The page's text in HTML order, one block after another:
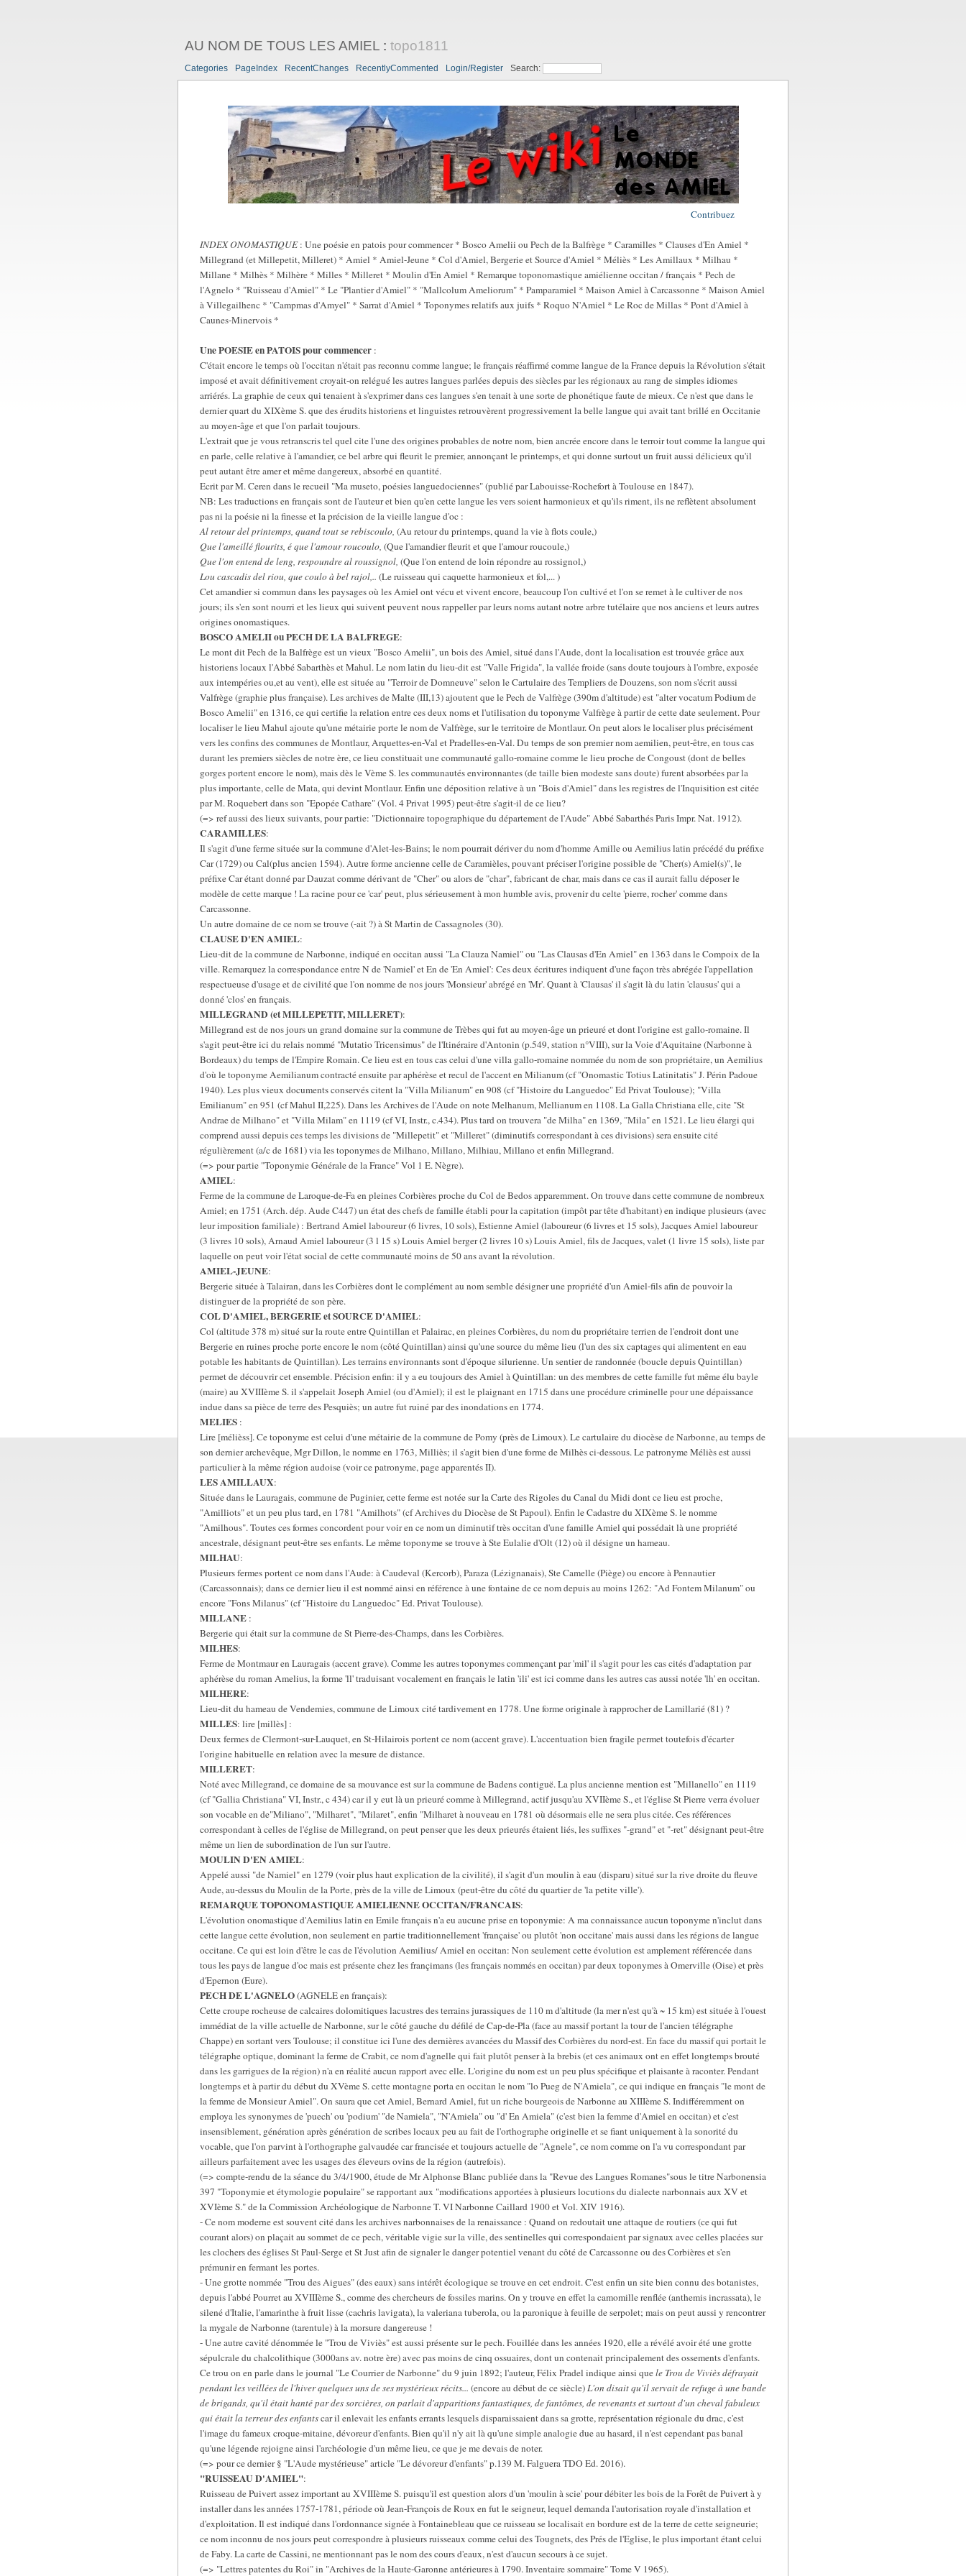
AU NOM DE TOUS LES AMIEL : topo1811
Categories PageIndex RecentChanges RecentlyCommented Login/Register Search:
Contribuez
INDEX ONOMASTIQUE: Une poésie en patois pour commencer * Bosco Amelii ou Pech de la Balfrège * Caramilles * Clauses d'En Amiel *
Millegrand (et Millepetit, Milleret) * Amiel * Amiel-Jeune * Col d'Amiel, Bergerie et Source d'Amiel * Méliès * Les Amillaux * Milhau *
Millane * Milhès * Milhère * Milles * Milleret * Moulin d'En Amiel * Remarque toponomastique amiélienne occitan / français * Pech de
l'Agnelo * "Ruisseau d'Amiel" * Le "Plantier d'Amiel" * "Mallcolum Ameliorum" * Pamparamiel * Maison Amiel à Carcassonne * Maison Amiel
à Villegailhenc * "Campmas d'Amyel" * Sarrat d'Amiel * Toponymes relatifs aux juifs * Roquo N'Amiel * Le Roc de Millas * Pont d'Amiel à
Caunes-Minervois *
Une POESIE en PATOIS pour commencer :
C'était encore le temps où l'occitan n'était pas reconnu comme langue; le français réaffirmé comme langue de la France depuis la Révolution s'était
imposé et avait définitivement croyait-on relégué les autres langues parlées depuis des siècles par les régionaux au rang de simples idiomes
arriérés. La graphie de ceux qui tenaient à s'exprimer dans ces langues s'en tenait à une sorte de phonétique faute de mieux. Ce n'est que dans le
dernier quart du XIXème S. que des érudits historiens et linguistes retrouvèrent progressivement la belle langue qui avait tant brillé en Occitanie
au moyen-âge et que l'on parlait toujours.
L'extrait que je vous retranscris tel quel cite l'une des origines probables de notre nom, bien ancrée encore dans le terroir tout comme la langue qui
en parle, celle relative à l'amandier, ce bel arbre qui fleurit le premier, annonçant le printemps, et qui donne surtout un fruit aussi délicieux qu'il
peut autant être amer et même dangereux, absorbé en quantité.
Ecrit par M. Ceren dans le recueil "Ma museto, poésies languedociennes" (publié par Labouisse-Rochefort à Toulouse en 1847).
NB: Les traductions en français sont de l'auteur et bien qu'en cette langue les vers soient harmonieux et qu'ils riment, ils ne reflètent absolument
pas ni la poésie ni la finesse et la précision de la vieille langue d'oc :
Al retour del printemps, quand tout se rebiscoulo, (Au retour du printemps, quand la vie à flots coule,)
Que l'ameillé flourits, é que l'amour roucoulo, (Que l'amandier fleurit et que l'amour roucoule,)
Que l'on entend de leng, respoundre al roussignol, (Que l'on entend de loin répondre au rossignol,)
Lou cascadis del riou, que coulo à bel rajol,.. (Le ruisseau qui caquette harmonieux et fol,... )
Cet amandier si commun dans les paysages où les Amiel ont vécu et vivent encore, beaucoup l'on cultivé et l'on se remet à le cultiver de nos
jours; ils s'en sont nourri et les lieux qui suivent peuvent nous rappeller par leurs noms autant notre arbre tutélaire que nos anciens et leurs autres
origines onomastiques.
BOSCO AMELII ou PECH DE LA BALFREGE:
Le mont dit Pech de la Balfrège est un vieux "Bosco Amelii", un bois des Amiel, situé dans l'Aude, dont la localisation est trouvée grâce aux
historiens locaux l'Abbé Sabarthès et Mahul. Le nom latin du lieu-dit est "Valle Frigida", la vallée froide (sans doute toujours à l'ombre, exposée
aux intempéries ou,et au vent), elle est située au "Terroir de Domneuve" selon le Cartulaire des Templiers de Douzens, son nom s'écrit aussi
Valfrège (graphie plus française). Les archives de Malte (III,13) ajoutent que le Pech de Valfrège (390m d'altitude) est "alter vocatum Podium de
Bosco Amelii" en 1316, ce qui certifie la relation entre ces deux noms et l'utilisation du toponyme Valfrège à partir de cette date seulement. Pour
localiser le lieu Mahul ajoute qu'une métairie porte le nom de Valfrège, sur le territoire de Montlaur. On peut alors le localiser plus précisément
vers les confins des communes de Montlaur, Arquettes-en-Val et Pradelles-en-Val. Du temps de son premier nom aemilien, peut-être, en tous cas
durant les premiers siècles de notre ère, ce lieu constituait une communauté gallo-romaine comme le lieu proche de Congoust (dont de belles
gorges portent encore le nom), mais dès le Vème S. les communautés environnantes (de taille bien modeste sans doute) furent absorbées par la
plus importante, celle de Mata, qui devint Montlaur. Enfin une déposition relative à un "Bois d'Amiel" dans les registres de l'Inquisition est citée
par M. Roquebert dans son "Epopée Cathare" (Vol. 4 Privat 1995) peut-être s'agit-il de ce lieu?
(=> ref aussi des lieux suivants, pour partie: "Dictionnaire topographique du département de l'Aude" Abbé Sabarthés Paris Impr. Nat. 1912).
CARAMILLES:
Il s'agit d'une ferme située sur la commune d'Alet-les-Bains; le nom pourrait dériver du nom d'homme Amille ou Aemilius latin précédé du préfixe
Car (1729) ou Cal(plus ancien 1594). Autre forme ancienne celle de Caramièles, pouvant préciser l'origine possible de "Cher(s) Amiel(s)", le
préfixe Car étant donné par Dauzat comme dérivant de "Cher" ou alors de "char", fabricant de char, mais dans ce cas il aurait fallu déposer le
modèle de cette marque ! La racine pour ce 'car' peut, plus sérieusement à mon humble avis, provenir du celte 'pierre, rocher' comme dans
Carcassonne.
Un autre domaine de ce nom se trouve (-ait ?) à St Martin de Cassagnoles (30).
CLAUSE D'EN AMIEL:
Lieu-dit de la commune de Narbonne, indiqué en occitan aussi "La Clauza Namiel" ou "Las Clausas d'En Amiel" en 1363 dans le Compoix de la
ville. Remarquez la correspondance entre N de 'Namiel' et En de 'En Amiel': Ces deux écritures indiquent d'une façon très abrégée l'appellation
respectueuse d'usage et de civilité que l'on nomme de nos jours 'Monsieur' abrégé en 'Mr'. Quant à 'Clausas' il s'agit là du latin 'clausus' qui a
donné 'clos' en français.
MILLEGRAND (et MILLEPETIT, MILLERET):
Millegrand est de nos jours un grand domaine sur la commune de Trèbes qui fut au moyen-âge un prieuré et dont l'origine est gallo-romaine. Il
s'agit peut-être ici du relais nommé "Mutatio Tricensimus" de l'Itinéraire d'Antonin (p.549, station n°VIII), sur la Voie d'Aquitaine (Narbonne à
Bordeaux) du temps de l'Empire Romain. Ce lieu est en tous cas celui d'une villa gallo-romaine nommée du nom de son propriétaire, un Aemilius
d'où le toponyme Aemilianum contracté ensuite par aphérèse et recul de l'accent en Milianum (cf "Onomastic Totius Latinitatis" J. Périn Padoue
1940). Les plus vieux documents conservés citent la "Villa Milianum" en 908 (cf "Histoire du Languedoc" Ed Privat Toulouse); "Villa
Emilianum" en 951 (cf Mahul II,225). Dans les Archives de l'Aude on note Melhanum, Mellianum en 1108. La Galla Christiana elle, cite "St
Andrae de Milhano" et "Villa Milam" en 1119 (cf VI, Instr., c.434). Plus tard on trouvera "de Milha" en 1369, "Mila" en 1521. Le lieu élargi qui
comprend aussi depuis ces temps les divisions de "Millepetit" et "Milleret" (diminutifs correspondant à ces divisions) sera ensuite cité
régulièrement (a/c de 1681) via les toponymes de Milhano, Millano, Milhiau, Millano et enfin Millegrand.
(=> pour partie "Toponymie Générale de la France" Vol 1 E. Nègre).
AMIEL:
Ferme de la commune de Laroque-de-Fa en pleines Corbières proche du Col de Bedos apparemment. On trouve dans cette commune de nombreux
Amiel; en 1751 (Arch. dép. Aude C447) un état des chefs de famille établi pour la capitation (impôt par tête d'habitant) en indique plusieurs (avec
leur imposition familiale) : Bertrand Amiel laboureur (6 livres, 10 sols), Estienne Amiel (laboureur (6 livres et 15 sols), Jacques Amiel laboureur
(3 livres 10 sols), Arnaud Amiel laboureur (3 l 15 s) Louis Amiel berger (2 livres 10 s) Louis Amiel, fils de Jacques, valet (1 livre 15 sols), liste par
laquelle on peut voir l'état social de cette communauté moins de 50 ans avant la révolution.
AMIEL-JEUNE:
Bergerie située à Talairan, dans les Corbières dont le complément au nom semble désigner une propriété d'un Amiel-fils afin de pouvoir la
distinguer de la propriété de son père.
COL D'AMIEL, BERGERIE et SOURCE D'AMIEL:
Col (altitude 378 m) situé sur la route entre Quintillan et Palairac, en pleines Corbières, du nom du propriétaire terrien de l'endroit dont une
Bergerie en ruines proche porte encore le nom (côté Quintillan) ainsi qu'une source du même lieu (l'un des six captages qui alimentent en eau
potable les habitants de Quintillan). Les terrains environnants sont d'époque silurienne. Un sentier de randonnée (boucle depuis Quintillan)
permet de découvrir cet ensemble. Précision enfin: il y a eu toujours des Amiel à Quintillan: un des membres de cette famille fut même élu bayle
(maire) au XVIIIème S. il s'appelait Joseph Amiel (ou d'Amiel); il est le plaignant en 1715 dans une procédure criminelle pour une dépaissance
indue dans sa pièce de terre des Pesquiès; un autre fut ruiné par des inondations en 1774.
MELIES :
Lire [mélièss]. Ce toponyme est celui d'une métairie de la commune de Pomy (près de Limoux). Le cartulaire du diocèse de Narbonne, au temps de
son dernier archevêque, Mgr Dillon, le nomme en 1763, Milliès; il s'agit bien d'une forme de Milhès ci-dessous. Le patronyme Méliès est aussi
particulier à la même région audoise (voir ce patronyme, page apparentés II).
LES AMILLAUX:
Située dans le Lauragais, commune de Puginier, cette ferme est notée sur la Carte des Rigoles du Canal du Midi dont ce lieu est proche,
"Amilliots" et un peu plus tard, en 1781 "Amilhots" (cf Archives du Diocèse de St Papoul). Enfin le Cadastre du XIXème S. le nomme
"Amilhous". Toutes ces formes concordent pour voir en ce nom un diminutif très occitan d'une famille Amiel qui possédait là une propriété
ancestrale, désignant peut-être ses enfants. Le même toponyme se trouve à Ste Eulalie d'Olt (12) où il désigne un hameau.
MILHAU:
Plusieurs fermes portent ce nom dans l'Aude: à Caudeval (Kercorb), Paraza (Lézignanais), Ste Camelle (Piège) ou encore à Pennautier
(Carcassonnais); dans ce dernier lieu il est nommé ainsi en référence à une fontaine de ce nom depuis au moins 1262: "Ad Fontem Milanum" ou
encore "Fons Milanus" (cf "Histoire du Languedoc" Ed. Privat Toulouse).
MILLANE :
Bergerie qui était sur la commune de St Pierre-des-Champs, dans les Corbières.
MILHES:
Ferme de Montmaur en Lauragais (accent grave). Comme les autres toponymes commençant par 'mil' il s'agit pour les cas cités d'adaptation par
aphérèse du roman Amelius, la forme 'll' traduisant vocalement en français le latin 'ili' est ici comme dans les autres cas aussi notée 'lh' en occitan.
MILHERE:
Lieu-dit du hameau de Vendemies, commune de Limoux cité tardivement en 1778. Une forme originale à rapprocher de Lamillarié (81) ?
MILLES: lire [millès] :
Deux fermes de Clermont-sur-Lauquet, en St-Hilairois portent ce nom (accent grave). L'accentuation bien fragile permet toutefois d'écarter
l'origine habituelle en relation avec la mesure de distance.
MILLERET:
Noté avec Millegrand, ce domaine de sa mouvance est sur la commune de Badens contiguë. La plus ancienne mention est "Millanello" en 1119
(cf "Gallia Christiana" VI, Instr., c 434) car il y eut là un prieuré comme à Millegrand, actif jusqu'au XVIIème S., et l'église St Pierre verra évoluer
son vocable en de"Miliano", "Milharet", "Milaret", enfin "Milharet à nouveau en 1781 où désormais elle ne sera plus citée. Ces références
correspondant à celles de l'église de Millegrand, on peut penser que les deux prieurés étaient liés, les suffixes "-grand" et "-ret" désignant peut-être
même un lien de subordination de l'un sur l'autre.
MOULIN D'EN AMIEL:
Appelé aussi "de Namiel" en 1279 (voir plus haut explication de la civilité), il s'agit d'un moulin à eau (disparu) situé sur la rive droite du fleuve
Aude, au-dessus du Moulin de la Porte, près de la ville de Limoux (peut-être du côté du quartier de 'la petite ville').
REMARQUE TOPONOMASTIQUE AMIELIENNE OCCITAN/FRANCAIS:
L'évolution onomastique d'Aemilius latin en Emile français n'a eu aucune prise en toponymie: A ma connaissance aucun toponyme n'inclut dans
cette langue cette évolution, non seulement en partie traditionnellement 'française' ou plutôt 'non occitane' mais aussi dans les régions de langue
occitane. Ce qui est loin d'être le cas de l'évolution Aemilius/ Amiel en occitan: Non seulement cette évolution est amplement référencée dans
tous les pays de langue d'oc mais est présente chez les françimans (les français nommés en occitan) par deux toponymes à Omerville (Oise) et près
d'Epernon (Eure).
PECH DE L'AGNELO(AGNELE en français):
Cette croupe rocheuse de calcaires dolomitiques lacustres des terrains jurassiques de 110 m d'altitude (la mer n'est qu'à ~ 15 km) est située à l'ouest
immédiat de la ville actuelle de Narbonne, sur le côté gauche du défilé de Cap-de-Pla (face au massif portant la tour de l'ancien télégraphe
Chappe) en sortant vers Toulouse; il constitue ici l'une des dernières avancées du Massif des Corbières du nord-est. En face du massif qui portait le
télégraphe optique, dominant la ferme de Crabit, ce nom d'agnelle qui fait plutôt penser à la brebis (et ces animaux ont en effet longtemps brouté
dans les garrigues de la région) n'a en réalité aucun rapport avec elle. L'origine du nom est un peu plus spécifique et plaisante à raconter. Pendant
longtemps et à partir du début du XVème S. cette montagne porta en occitan le nom "lo Pueg de N'Amiela", ce qui indique en français "le mont de
la femme de Monsieur Amiel". On saura que cet Amiel, Bernard Amiel, fut un riche bourgeois de Narbonne au XIIIème S. Indifféremment on
employa les synonymes de 'puech' ou 'podium' "de Namiela", "N'Amiela" ou "d' En Amiela" (c'est bien la femme d'Amiel en occitan) et c'est
insensiblement, génération après génération de scribes locaux peu au fait de l'orthographe originelle et se fiant uniquement à la sonorité du
vocable, que l'on parvint à l'orthographe galvaudée car francisée et toujours actuelle de "Agnele", ce nom comme on l'a vu correspondant par
ailleurs parfaitement avec les usages des éleveurs ovins de la région (autrefois).
(=> compte-rendu de la séance du 3/4/1900, étude de Mr Alphonse Blanc publiée dans la "Revue des Langues Romanes"sous le titre Narbonensia
397 "Toponymie et étymologie populaire" se rapportant aux "modifications apportées à plusieurs locutions du dialecte narbonnais aux XV et
XVIème S." de la Commission Archéologique de Narbonne T. VI Narbonne Caillard 1900 et Vol. XIV 1916).
- Ce nom moderne est souvent cité dans les archives narbonnaises de la renaissance : Quand on redoutait une attaque de routiers (ce qui fut
courant alors) on plaçait au sommet de ce pech, véritable vigie sur la ville, des sentinelles qui correspondaient par signaux avec celles placées sur
les clochers des églises St Paul-Serge et St Just afin de signaler le danger potentiel venant du côté de Carcassonne ou des Corbières et s'en
prémunir en fermant les portes.
- Une grotte nommée "Trou des Aigues" (des eaux) sans intérêt écologique se trouve en cet endroit. C'est enfin un site bien connu des botanistes,
depuis l'abbé Pourret au XVIIIème S., comme des chercheurs de fossiles marins. On y trouve en effet la camomille renflée (anthemis incrassata), le
silené d'Italie, l'amarinthe à fruit lisse (cachris lavigata), la valeriana tuberola, ou la paronique à feuille de serpolet; mais on peut aussi y rencontrer
la mygale de Narbonne (tarentule) à la morsure dangereuse !
- Une autre cavité dénommée le "Trou de Viviès" est aussi présente sur le pech. Fouillée dans les années 1920, elle a révélé avoir été une grotte
sépulcrale du chalcolithique (3000ans av. notre ère) avec pas moins de cinq ossuaires, dont un contenait principalement des ossements d'enfants.
Ce trou on en parle dans le journal "Le Courrier de Narbonne" du 9 juin 1892; l'auteur, Félix Pradel indique ainsi quele Trou de Viviès défrayait
pendant les veillées de l'hiver quelques uns de ses mystérieux récits... (encore au début de ce siècle)L'on disait qu'il servait de refuge à une bande
de brigands, qu'il était hanté par des sorcières, on parlait d'apparitions fantastiques, de fantômes, de revenants et surtout d'un cheval fabuleux
qui était la terreur des enfantscar il enlevait les enfants errants lesquels disparaissaient dans sa grotte, représentation régionale du drac, c'est
l'image du fameux croque-mitaine, dévoreur d'enfants. Bien qu'il n'y ait là qu'une simple analogie due au hasard, il n'est cependant pas banal
qu'une légende rejoigne ainsi l'archéologie d'un même lieu, ce que je me devais de noter.
(=> pour ce dernier § "L'Aude mystérieuse" article "Le dévoreur d'enfants" p.139 M. Falguera TDO Ed. 2016).
"RUISSEAU D'AMIEL":
Ruisseau de Puivert assez important au XVIIIème S. puisqu'il est question alors d'un 'moulin à scie' pour débiter les bois de la Forêt de Puivert à y
installer dans les années 1757-1781, période où Jean-François de Roux en fut le seigneur, lequel demanda l'autorisation royale d'installation et
d'exploitation. Il est indiqué dans l'ordonnance signée à Fontainebleau que ce ruisseau se localisait en bordure est de la terre de cette seigneurie;
ce nom inconnu de nos jours peut correspondre à plusieurs ruisseaux comme celui des Tougnets, des Prés de l'Eglise, le plus important étant celui
de Faby. La carte de Cassini, ne mentionnant pas le nom des cours d'eaux, n'est d'aucun secours à ce sujet.
(=> "Lettres patentes du Roi" in "Archives de la Haute-Garonne antérieures à 1790. Inventaire sommaire" Tome V 1965).